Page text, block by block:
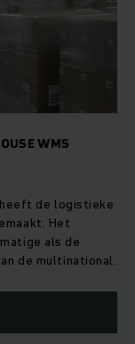
WMS
de logistieke
Het
als de
de multinational.